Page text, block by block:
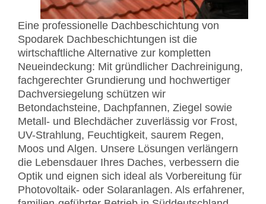
Eine professionelle Dachbeschichtung von
Spodarek Dachbeschichtungen ist die
wirtschaftliche Alternative zur kompletten
Neueindeckung: Mit gründlicher Dachreinigung,
fachgerechter Grundierung und hochwertiger
Dachversiegelung schützen wir
Betondachsteine, Dachpfannen, Ziegel sowie
Metall- und Blechdächer zuverlässig vor Frost,
UV-Strahlung, Feuchtigkeit, saurem Regen,
Moos und Algen. Unsere Lösungen verlängern
die Lebensdauer Ihres Daches, verbessern die
Optik und eignen sich ideal als Vorbereitung für
Photovoltaik- oder Solaranlagen. Als erfahrener,